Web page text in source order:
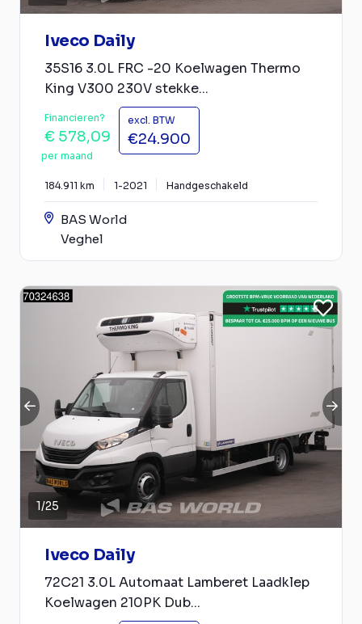
Iveco Daily
35S16 3.0L FRC -20 Koelwagen Thermo
King V300 230V stekke...
Financieren?
€ 578,09
per maand
excl. BTW
€24.900
184.911 km 1-2021 Handgeschakeld
BAS World
Veghel
1/25
Iveco Daily
72C21 3.0L Automaat Lamberet Laadklep
Koelwagen 210PK Dub...